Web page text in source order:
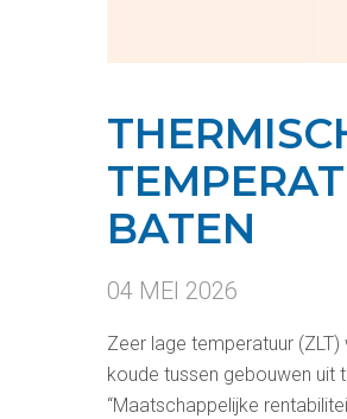
BATEN
04 MEI 2026
Zeer lage temperatuur
koude tussen gebouwen uit
“Maatschappelijke